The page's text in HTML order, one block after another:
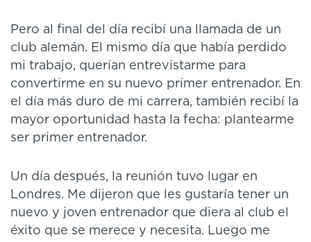
Pero al final del día recibí una llamada de un
club alemán. El mismo día que había perdido
mi trabajo, querían entrevistarme para
convertirme en su nuevo primer entrenador. En
el día más duro de mi carrera, también recibí la
mayor oportunidad hasta la fecha: plantearme
ser primer entrenador.
Un día después, la reunión tuvo lugar en
Londres. Me dijeron que les gustaría tener un
nuevo y joven entrenador que diera al club el
éxito que se merece y necesita. Luego me